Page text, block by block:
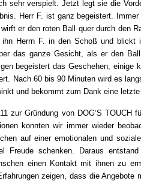
sehr verspielt. Jetzt legt sie die
Herr F. ist ganz begeistert.
er den roten Ball quer durch den
Herrn F. in den Schoß und blickt
das ganze Gesicht, als er den
begeistert das Geschehen, einige
Nach 60 bis 90 Minuten wird es
und bekommt zum Dank eine
zur Gründung von DOG‘S TOUCH
konnten wir immer wieder
auf einer emotionalen und
Freude schenken. Daraus
einen Kontakt mit ihnen zu
zeigen, dass die Angebote